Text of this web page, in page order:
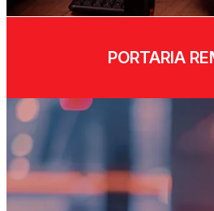
PORTARIA